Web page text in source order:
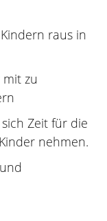
raus in
zu
Zeit für die
nehmen.